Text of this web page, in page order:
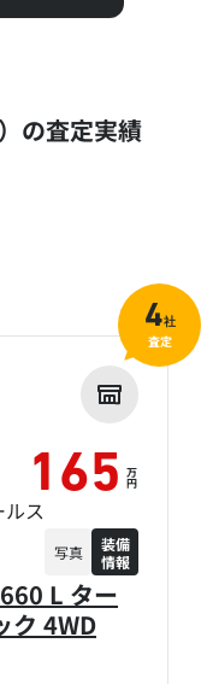
の査定実績
L ター
ク 4WD
165 万
円
ス
写真
装備
情報
4社
査定